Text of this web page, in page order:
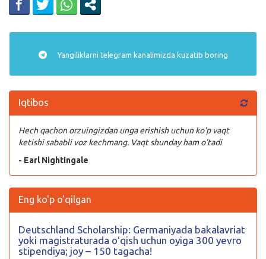
Yangiliklarni telegram kanalimizda kuzatib boring
Iqtibos
Hech qachon orzuingizdan unga erishish uchun ko’p vaqt
ketishi sababli voz kechmang. Vaqt shunday ham o’tadi
- Earl Nightingale
Eng ko'p o'qilgan
Deutschland Scholarship: Germaniyada bakalavriat
yoki magistraturada oʻqish uchun oyiga 300 yevro
stipendiya; joy – 150 tagacha!